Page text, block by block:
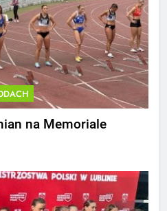
na Memoriale